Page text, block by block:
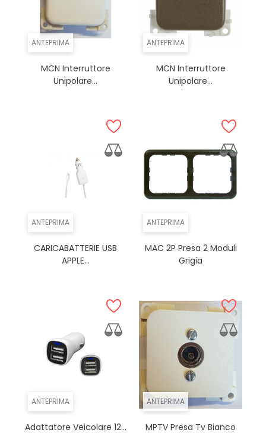
ANTEPRIMA
MCN Interruttore
Unipolare...
ANTEPRIMA
MCN Interruttore
Unipolare...
ANTEPRIMA
CARICABATTERIE USB
APPLE...
ANTEPRIMA
MAC 2P Presa 2 Moduli
Grigia
ANTEPRIMA
Adattatore Veicolare 12...
ANTEPRIMA
MPTV Presa Tv Bianco